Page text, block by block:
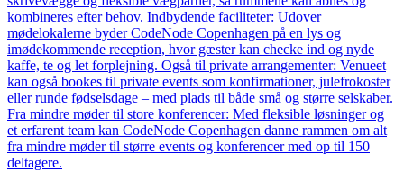
kombineres efter behov. Indbydende faciliteter: Udover
mødelokalerne byder CodeNode Copenhagen på en lys og
imødekommende reception, hvor gæster kan checke ind og nyde
kaffe, te og let forplejning. Også til private arrangementer: Venueet
kan også bookes til private events som konfirmationer, julefrokoster
eller runde fødselsdage – med plads til både små og større selskaber.
Fra mindre møder til store konferencer: Med fleksible løsninger og
et erfarent team kan CodeNode Copenhagen danne rammen om alt
fra mindre møder til større events og konferencer med op til 150
deltagere.